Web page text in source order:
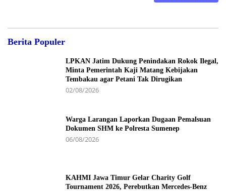
Berita Populer
LPKAN Jatim Dukung Penindakan Rokok Ilegal,
Minta Pemerintah Kaji Matang Kebijakan
Tembakau agar Petani Tak Dirugikan
02/08/2026
Warga Larangan Laporkan Dugaan Pemalsuan
Dokumen SHM ke Polresta Sumenep
06/08/2026
KAHMI Jawa Timur Gelar Charity Golf
Tournament 2026, Perebutkan Mercedes-Benz